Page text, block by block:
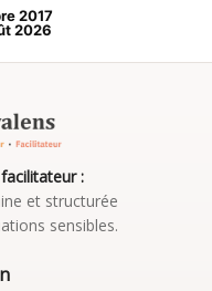
2017
2026
:
et structurée
sensibles.